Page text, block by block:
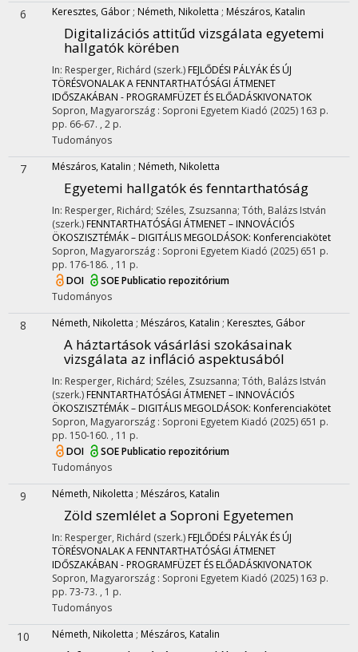
6 Keresztes, Gábor ; Németh, Nikoletta ; Mészáros, Katalin
Digitalizációs attitűd vizsgálata egyetemi
hallgatók körében
In: Resperger, Richárd (szerk.) FEJLŐDÉSI PÁLYÁK ÉS ÚJ
TÖRÉSVONALAK A FENNTARTHATÓSÁGI ÁTMENET
IDŐSZAKÁBAN - PROGRAMFÜZET ÉS ELŐADÁSKIVONATOK
Sopron, Magyarország : Soproni Egyetem Kiadó (2025) 163 p.
pp. 66-67. , 2 p.
Tudományos
7 Mészáros, Katalin ; Németh, Nikoletta
Egyetemi hallgatók és fenntarthatóság
In: Resperger, Richárd; Széles, Zsuzsanna; Tóth, Balázs István
(szerk.) FENNTARTHATÓSÁGI ÁTMENET – INNOVÁCIÓS
ÖKOSZISZTÉMÁK – DIGITÁLIS MEGOLDÁSOK: Konferenciakötet
Sopron, Magyarország : Soproni Egyetem Kiadó (2025) 651 p.
pp. 176-186. , 11 p.
DOI
SOE Publicatio repozitórium
Tudományos
8 Németh, Nikoletta ; Mészáros, Katalin ; Keresztes, Gábor
A háztartások vásárlási szokásainak
vizsgálata az infláció aspektusából
In: Resperger, Richárd; Széles, Zsuzsanna; Tóth, Balázs István
(szerk.) FENNTARTHATÓSÁGI ÁTMENET – INNOVÁCIÓS
ÖKOSZISZTÉMÁK – DIGITÁLIS MEGOLDÁSOK: Konferenciakötet
Sopron, Magyarország : Soproni Egyetem Kiadó (2025) 651 p.
pp. 150-160. , 11 p.
DOI
SOE Publicatio repozitórium
Tudományos
9 Németh, Nikoletta ; Mészáros, Katalin
Zöld szemlélet a Soproni Egyetemen
In: Resperger, Richárd (szerk.) FEJLŐDÉSI PÁLYÁK ÉS ÚJ
TÖRÉSVONALAK A FENNTARTHATÓSÁGI ÁTMENET
IDŐSZAKÁBAN - PROGRAMFÜZET ÉS ELŐADÁSKIVONATOK
Sopron, Magyarország : Soproni Egyetem Kiadó (2025) 163 p.
pp. 73-73. , 1 p.
Tudományos
10 Németh, Nikoletta ; Mészáros, Katalin